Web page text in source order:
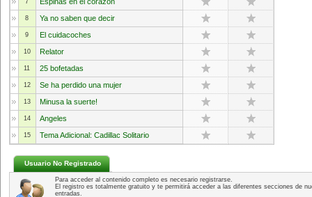
7
8 Ya no saben que decir
9 El cuidacoches
10 Relator
11 25 bofetadas
12 Se ha perdido una mujer
13 Minusa la suerte!
14 Angeles
15 Tema Adicional: Cadillac Solitario
Usuario No Registrado
Para acceder al contenido completo es necesario registrarse.
El registro es totalmente gratuito y te permitirá acceder a las diferentes secciones de
entradas.